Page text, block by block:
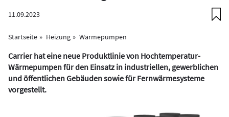
11.09.2023
Startseite Heizung Wärmepumpen
Carrier hat eine neue Produktlinie von Hochtemperatur-
Wärmepumpen für den Einsatz in industriellen, gewerblichen
und öffentlichen Gebäuden sowie für Fernwärmesysteme
vorgestellt.